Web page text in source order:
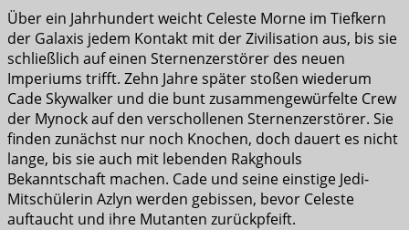
Über ein Jahrhundert weicht Celeste Morne im Tiefkern
der Galaxis jedem Kontakt mit der Zivilisation aus, bis sie
schließlich auf einen Sternenzerstörer des neuen
Imperiums trifft. Zehn Jahre später stoßen wiederum
Cade Skywalker und die bunt zusammengewürfelte Crew
der Mynock auf den verschollenen Sternenzerstörer. Sie
finden zunächst nur noch Knochen, doch dauert es nicht
lange, bis sie auch mit lebenden Rakghouls
Bekanntschaft machen. Cade und seine einstige Jedi-
Mitschülerin Azlyn werden gebissen, bevor Celeste
auftaucht und ihre Mutanten zurückpfeift.